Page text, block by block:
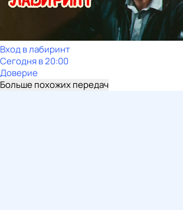
Вход в лабиринт
Сегодня в 20:00
Доверие
Больше похожих передач